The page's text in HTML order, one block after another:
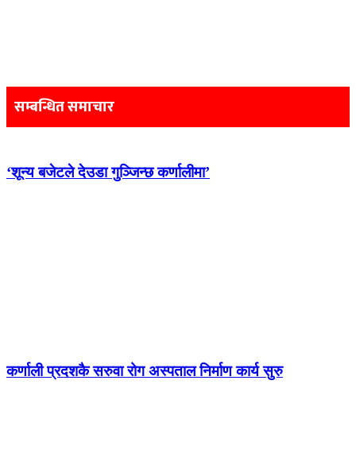
navigation
सम्बन्धित समाचार
‘शून्य बजेटले देउडा गुञ्जिन्छ कर्णालीमा’
कर्णाली प्रदशकै सरुवा रोग अस्पताल निर्माण कार्य सुरु